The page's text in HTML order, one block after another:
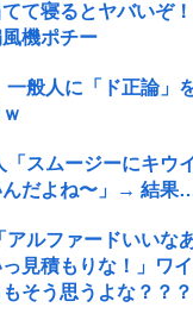
て寝るとヤバいぞ
機ポチー
一般人に「ド正論」
「スムージーにキウ
んだよね〜」→ 結果
アルファードいいな
見積もりな！」ワ
そう思うよな？？？